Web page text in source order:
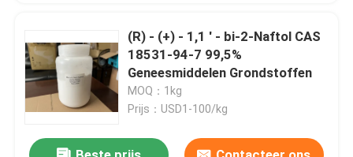
(R) - (+) - 1,1 ' - bi-2-Naftol CAS
18531-94-7 99,5%
Geneesmiddelen Grondstoffen
MOQ：1kg
Prijs：USD1-100/kg